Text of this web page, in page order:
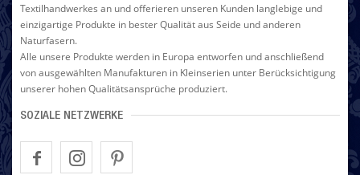
Textilhandwerkes an und offerieren unseren Kunden langlebige und
einzigartige Produkte in bester Qualität aus Seide und anderen
Naturfasern.
Alle unsere Produkte werden in Europa entworfen und anschließend
von ausgewählten Manufakturen in Kleinserien unter Berücksichtigung
unserer hohen Qualitätsansprüche produziert.
SOZIALE NETZWERKE